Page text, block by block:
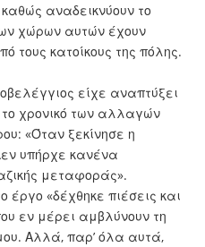
αναδεικνύουν το
χώρων αυτών έχουν
τους κατοίκους της πόλης.
είχε αναπτύξει
το χρονικό των αλλαγών
«Όταν ξεκίνησε η
υπήρχε κανένα
μεταφοράς».
έργο «δέχθηκε πιέσεις και
εν μέρει αμβλύνουν τη
Αλλά, παρ’ όλα αυτά,